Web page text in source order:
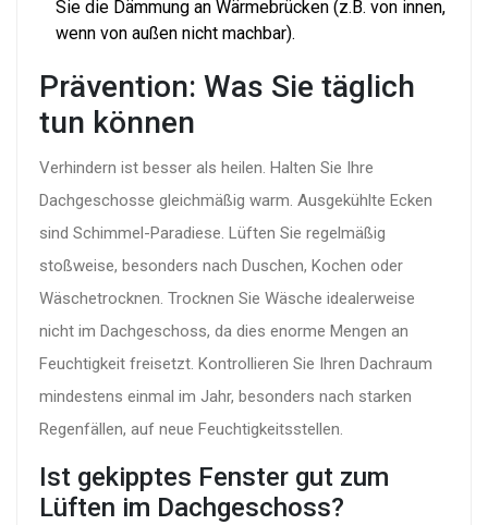
Sie die Dämmung an Wärmebrücken (z.B. von innen,
wenn von außen nicht machbar).
Prävention: Was Sie täglich
tun können
Verhindern ist besser als heilen. Halten Sie Ihre
Dachgeschosse gleichmäßig warm. Ausgekühlte Ecken
sind Schimmel-Paradiese. Lüften Sie regelmäßig
stoßweise, besonders nach Duschen, Kochen oder
Wäschetrocknen. Trocknen Sie Wäsche idealerweise
nicht im Dachgeschoss, da dies enorme Mengen an
Feuchtigkeit freisetzt. Kontrollieren Sie Ihren Dachraum
mindestens einmal im Jahr, besonders nach starken
Regenfällen, auf neue Feuchtigkeitsstellen.
Ist gekipptes Fenster gut zum
Lüften im Dachgeschoss?